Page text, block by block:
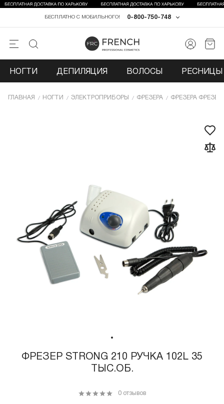
0-800-750-748
БЕСПЛАТНО С МОБИЛЬНОГО!
НОГТИ ДЕПИЛЯЦИЯ ВОЛОСЫ РЕСНИЦЫ
ГЛАВНАЯ НОГТИ ЭЛЕКТРОПРИБОРЫ ФРЕЗЕРА ФРЕЗЕРА
ФРЕЗЕР STRONG 210 РУЧКА 102L 35
ТЫС.ОБ.
0 отзывов